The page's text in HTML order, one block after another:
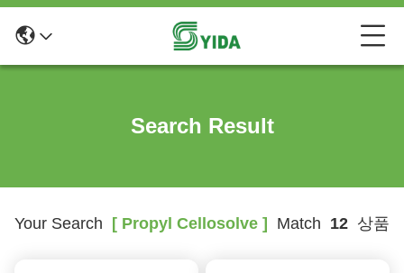
Search Result
Your Search [ Propyl Cellosolve ] Match 12 상품